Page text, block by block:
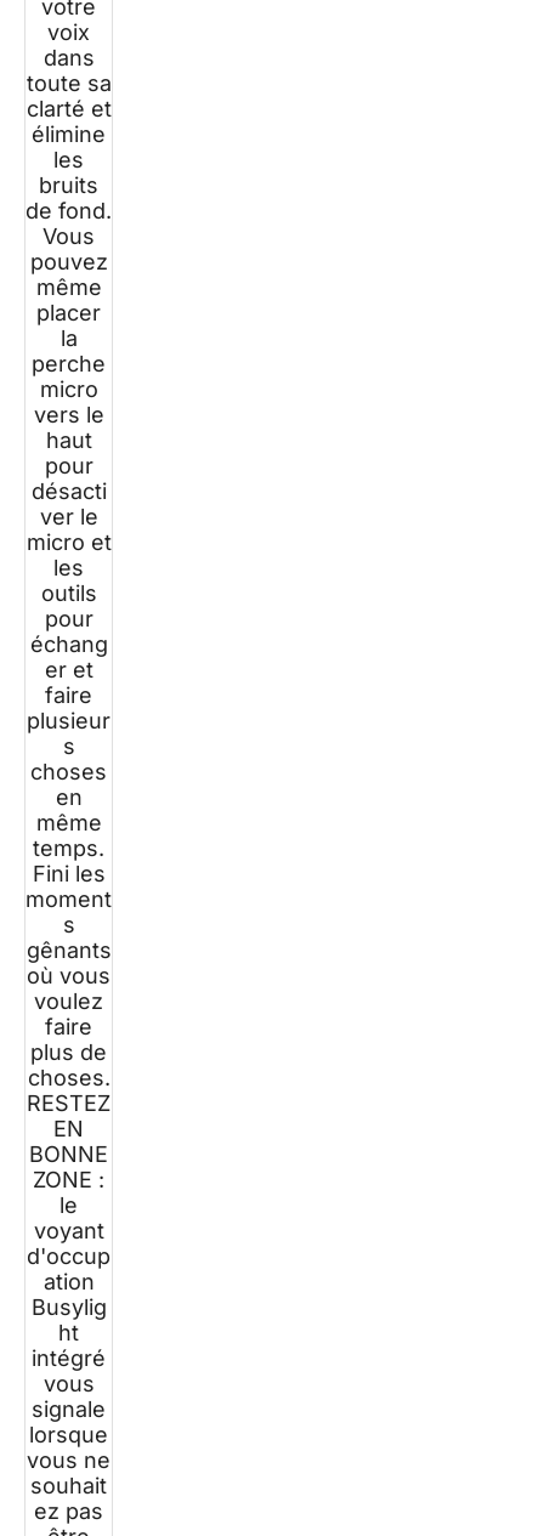
votre
voix
dans
toute sa
clarté et
élimine
les
bruits
de fond.
Vous
pouvez
même
placer
la
perche
micro
vers le
haut
pour
désacti
ver le
micro et
les
outils
pour
échang
er et
faire
plusieur
s
choses
en
même
temps.
Fini les
moment
s
gênants
où vous
voulez
faire
plus de
choses.
RESTEZ
EN
BONNE
ZONE :
le
voyant
d'occup
ation
Busylig
ht
intégré
vous
signale
lorsque
vous ne
souhait
ez pas